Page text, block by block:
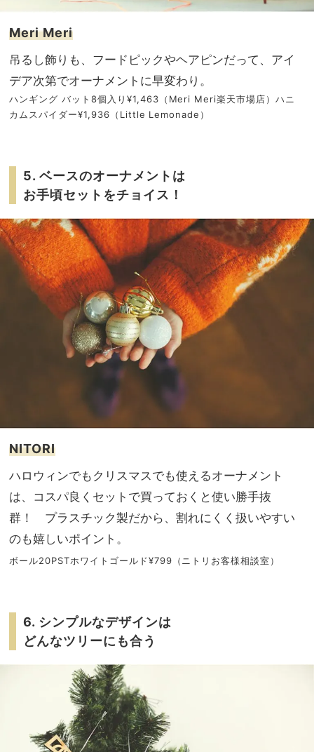
Meri Meri
吊るし飾りも、フードピックやヘアピンだって、アイ
デア次第でオーナメントに早変わり。
ハンギング バット8個入り¥1,463（Meri Meri楽天市場店）ハニ
カムスパイダー¥1,936（Little Lemonade）
5. ベースのオーナメントは
お手頃セットをチョイス！
NITORI
ハロウィンでもクリスマスでも使えるオーナメント
は、コスパ良くセットで買っておくと使い勝手抜
群！ プラスチック製だから、割れにくく扱いやすい
のも嬉しいポイント。
ボール20PSTホワイトゴールド¥799（ニトリお客様相談室）
6. シンプルなデザインは
どんなツリーにも合う